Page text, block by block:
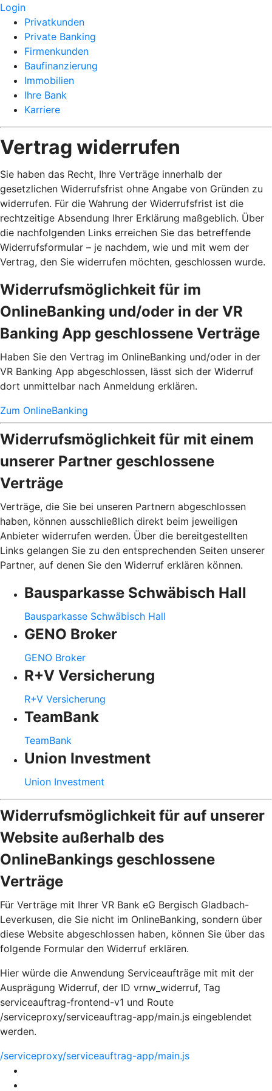
Login
Privatkunden
Private Banking
Firmenkunden
Baufinanzierung
Immobilien
Ihre Bank
Karriere
Vertrag widerrufen
Sie haben das Recht, Ihre Verträge innerhalb der
gesetzlichen Widerrufsfrist ohne Angabe von Gründen zu
widerrufen. Für die Wahrung der Widerrufsfrist ist die
rechtzeitige Absendung Ihrer Erklärung maßgeblich. Über
die nachfolgenden Links erreichen Sie das betreffende
Widerrufsformular – je nachdem, wie und mit wem der
Vertrag, den Sie widerrufen möchten, geschlossen wurde.
Widerrufsmöglichkeit für im
OnlineBanking und/oder in der VR
Banking App geschlossene Verträge
Haben Sie den Vertrag im OnlineBanking und/oder in der
VR Banking App abgeschlossen, lässt sich der Widerruf
dort unmittelbar nach Anmeldung erklären.
Zum OnlineBanking
Widerrufsmöglichkeit für mit einem
unserer Partner geschlossene
Verträge
Verträge, die Sie bei unseren Partnern abgeschlossen
haben, können ausschließlich direkt beim jeweiligen
Anbieter widerrufen werden. Über die bereitgestellten
Links gelangen Sie zu den entsprechenden Seiten unserer
Partner, auf denen Sie den Widerruf erklären können.
Bausparkasse Schwäbisch Hall
Bausparkasse Schwäbisch Hall
GENO Broker
GENO Broker
R+V Versicherung
R+V Versicherung
TeamBank
TeamBank
Union Investment
Union Investment
Widerrufsmöglichkeit für auf unserer
Website außerhalb des
OnlineBankings geschlossene
Verträge
Für Verträge mit Ihrer VR Bank eG Bergisch Gladbach-
Leverkusen, die Sie nicht im OnlineBanking, sondern über
diese Website abgeschlossen haben, können Sie über das
folgende Formular den Widerruf erklären.
Hier würde die Anwendung Serviceaufträge mit mit der
Ausprägung Widerruf, der ID vrnw_widerruf, Tag
serviceauftrag-frontend-v1 und Route
/serviceproxy/serviceauftrag-app/main.js eingeblendet
werden.
/serviceproxy/serviceauftrag-app/main.js